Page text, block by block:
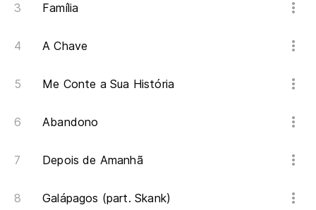
Família
A Chave
Me Conte a Sua História
Abandono
Depois de Amanhã
Galápagos (part. Skank)